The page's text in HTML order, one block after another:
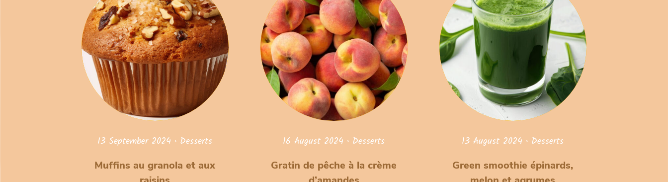
13 September 2024 • Desserts
Muffins au granola et aux
16 August 2024 • Desserts
Gratin de pêche à la crème
13 August 2024 • Desserts
Green smoothie épinards,